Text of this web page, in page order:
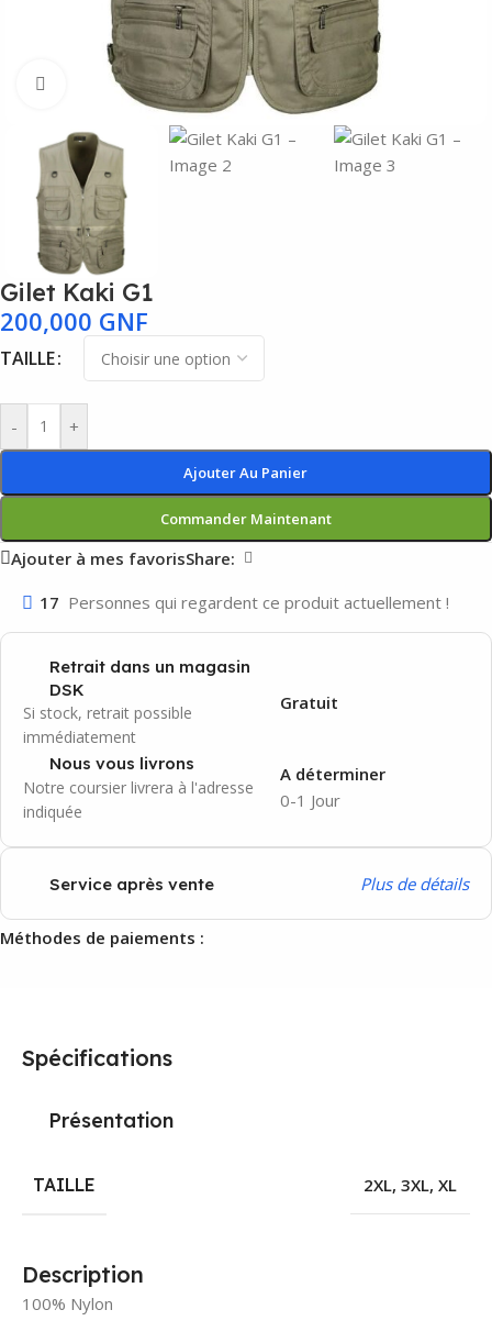
Agrandir
Gilet Kaki G1
200,000 GNF
TAILLE
- +
Ajouter Au Panier
Commander Maintenant
Ajouter à mes favorisShare:
17 Personnes qui regardent ce produit actuellement !
Retrait dans un magasin
DSK
Si stock, retrait possible
immédiatement
Gratuit
Nous vous livrons
Notre coursier livrera à l'adresse
indiquée
0-1 Jour
A déterminer
Service après vente Plus de détails
Méthodes de paiements :
Description
100% Nylon
Spécifications
Présentation
TAILLE 2XL, 3XL, XL